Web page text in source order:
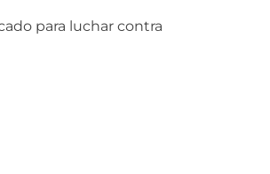
para luchar contra